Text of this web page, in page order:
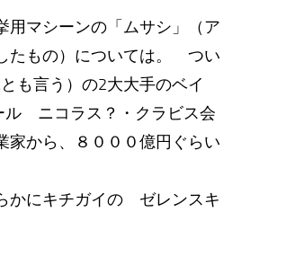
マシーンの「ムサシ」（ア
たもの）については。 つい
も言う）の2大大手のベイ
ル ニコラス？・クラビス会
家から、８０００億円ぐらい
かにキチガイの ゼレンスキ